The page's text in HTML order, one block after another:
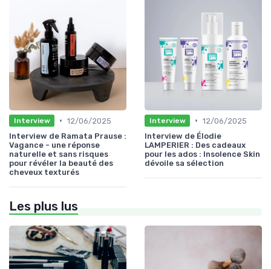
Interview • 12/06/2025
Interview de Ramata Prause :
Vagance - une réponse
naturelle et sans risques
pour révéler la beauté des
cheveux texturés
Interview • 12/06/2025
Interview de Élodie
LAMPERIER : Des cadeaux
pour les ados : Insolence Skin
dévoile sa sélection
Les plus lus